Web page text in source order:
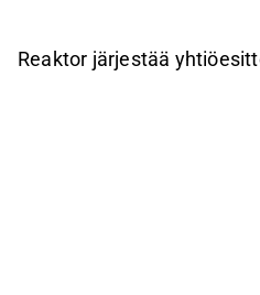
Reaktor järjestää